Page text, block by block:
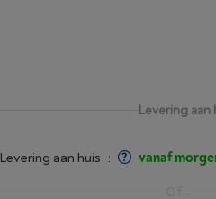
Levering aan
Levering aan huis : vanaf